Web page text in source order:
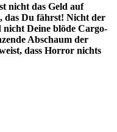
nicht das Geld auf
das Du fährst! Nicht der
Deine blöde Cargo-
Abschaum der
dass Horror nichts